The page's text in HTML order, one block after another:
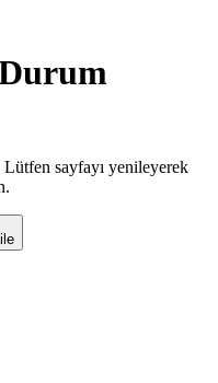
sayfayı yenileyerek